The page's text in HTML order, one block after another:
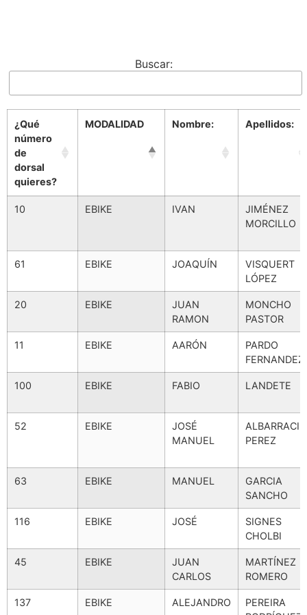
Buscar:
¿Qué
número
de
dorsal
quieres?
MODALIDAD Nombre: Apellidos:
¿Qué
quieres?
MODALIDAD Nombre: Apellidos:
10 EBIKE IVAN
JIMÉNEZ
MORCILLO
61 EBIKE JOAQUÍN
VISQUERT
LÓPEZ
20 EBIKE
JUAN
RAMON
MONCHO
PASTOR
11 EBIKE AARÓN
PARDO
FERNANDEZ
100 EBIKE FABIO LANDETE
52 EBIKE
JOSÉ
MANUEL
ALBARRACIN
PEREZ
63 EBIKE MANUEL
GARCIA
SANCHO
116 EBIKE JOSÉ
SIGNES
CHOLBI
45 EBIKE
JUAN
CARLOS
MARTÍNEZ
ROMERO
137 EBIKE ALEJANDRO
PEREIRA